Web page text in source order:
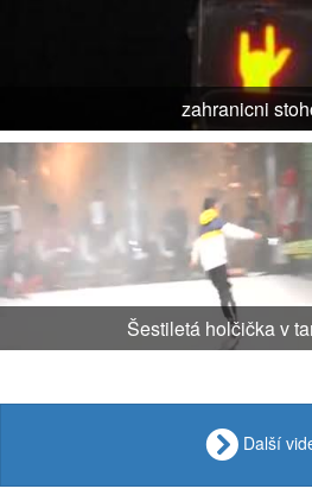
zahranicni
Šestiletá holčička v
Další